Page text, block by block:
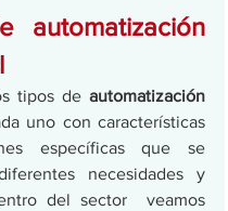
automatización
tipos de automatización
uno con características
específicas que se
necesidades y
del sector  veamos